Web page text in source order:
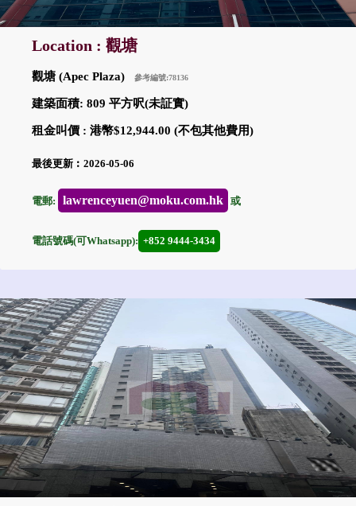
Location : 觀塘
觀塘 (Apec Plaza) 參考編號:78136
建築面積: 809 平方呎(未証實)
租金叫價 : 港幣$12,944.00 (不包其他費用)
最後更新︰2026-05-06
電郵: lawrenceyuen@moku.com.hk 或
電話號碼(可Whatsapp): +852 9444-3434